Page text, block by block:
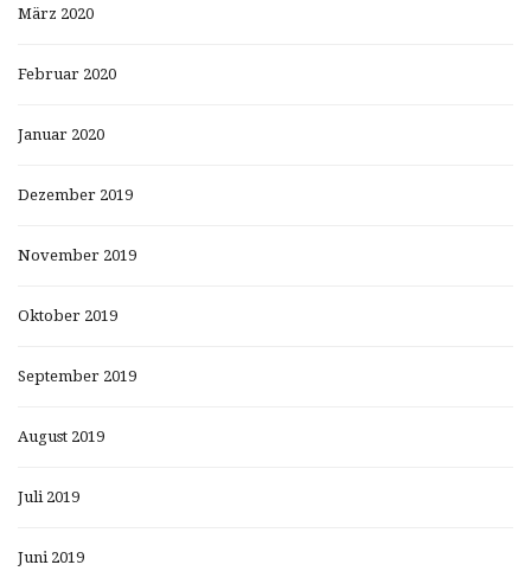
März 2020
Februar 2020
Januar 2020
Dezember 2019
November 2019
Oktober 2019
September 2019
August 2019
Juli 2019
Juni 2019